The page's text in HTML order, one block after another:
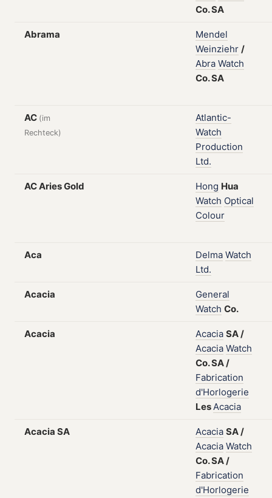
Co.SA
Abrama
Mendel
Weinziehr /
Abra Watch
Co.SA
AC (im
Rechteck)
Atlantic-
Watch
Production
Ltd.
AC Aries Gold Hong Hua
Watch Optical
Colour
Aca Delma Watch
Ltd.
Acacia
General
Watch Co.
Acacia Acacia SA/
Acacia Watch
Co.SA/
Fabrication
d'Horlogerie
LesAcacia
Acacia SA Acacia SA/
Acacia Watch
Co.SA/
Fabrication
d'Horlogerie